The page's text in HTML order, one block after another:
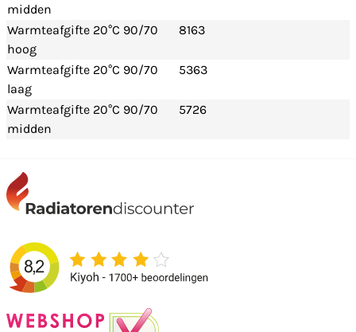
midden
Warmteafgifte 20°C 90/70
hoog
8163
Warmteafgifte 20°C 90/70
laag
5363
Warmteafgifte 20°C 90/70
midden
5726